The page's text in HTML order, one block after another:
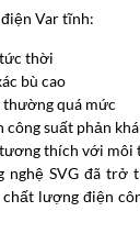
Var tĩnh:
thời
bù cao
thường quá mức
suất phản
thích với môi
nghệ SVG đã trở
lượng điện